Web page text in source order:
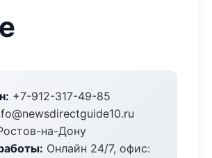
+7-912-317-49-85
на-Дону
Онлайн 24/7, офис: